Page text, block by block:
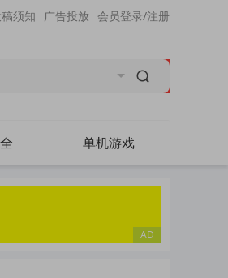
会员登录/注册
广告投放
须知
单机游戏